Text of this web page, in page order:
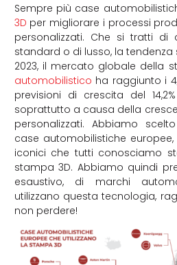
Sempre più case
3D per migliorare i processi
personalizzati. Che si tratti di
standard o di lusso, la tendenza
2023, il mercato globale della
automobilistico ha raggiunto i
previsioni di crescita del
soprattutto a causa della
personalizzati. Abbiamo
case automobilistiche
iconici che tutti conosciamo
stampa 3D. Abbiamo quindi
esaustivo, di marchi
utilizzano questa tecnologia,
non perdere!